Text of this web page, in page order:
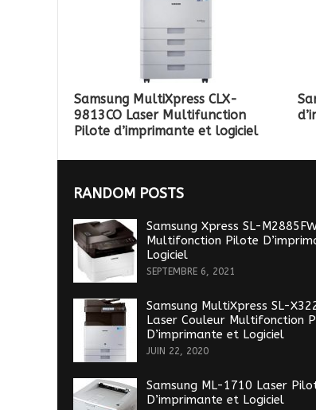
Samsung MultiXpress CLX-
9813CO Laser Multifunction
Pilote d’imprimante et logiciel
RANDOM POSTS
Samsung Xpress SL-
Multifonction Pilote
Logiciel
SEPTEMBRE 6, 2021
Samsung MultiXpress SL-
Laser Couleur Multifonction
D’imprimante et Logiciel
JUIN 22, 2020
Samsung ML-1710 Laser
D’imprimante et Logiciel